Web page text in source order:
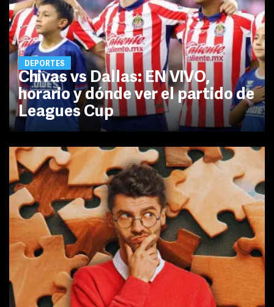
DEPORTES
Chivas vs Dallas: EN VIVO,
horario y dónde ver el partido de
Leagues Cup